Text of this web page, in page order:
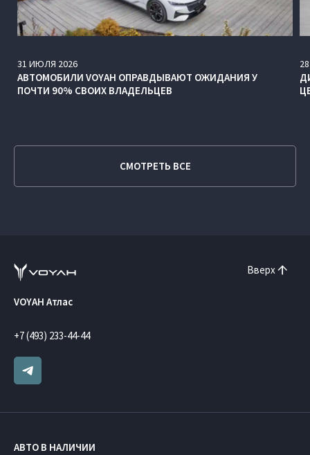
31 ИЮЛЯ 2026
АВТОМОБИЛИ VOYAH ОПРАВДЫВАЮТ ОЖИДАНИЯ У
ПОЧТИ 90% СВОИХ ВЛАДЕЛЬЦЕВ
28
СМОТРЕТЬ ВСЕ
Вверх
VOYAH Атлас
+7 (493) 233-44-44
АВТО В НАЛИЧИИ